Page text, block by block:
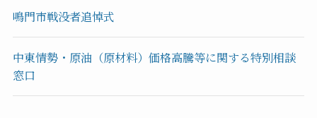
鳴門市戦没者追悼式
中東情勢・原油（原材料）価格高騰等に関する特別相談
窓口